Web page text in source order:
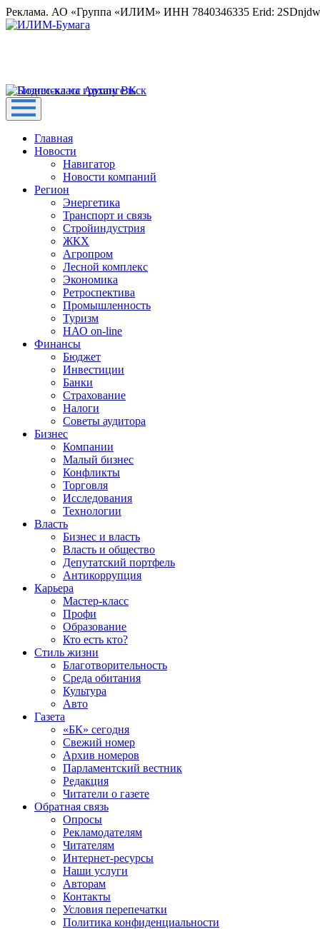
Реклама. АО «Группа «ИЛИМ» ИНН 7840346335 Erid:
Главная
Новости
Навигатор
Новости компаний
Регион
Энергетика
Транспорт и связь
Стройиндустрия
ЖКХ
Агропром
Лесной комплекс
Экономика
Ретроспектива
Промышленность
Туризм
НАО on-line
Финансы
Бюджет
Инвестиции
Банки
Страхование
Налоги
Советы аудитора
Бизнес
Компании
Малый бизнес
Конфликты
Торговля
Исследования
Технологии
Власть
Бизнес и власть
Власть и общество
Депутатский портфель
Антикоррупция
Карьера
Мастер-класс
Профи
Образование
Кто есть кто?
Стиль жизни
Благотворительность
Среда обитания
Культура
Авто
Газета
«БК» сегодня
Свежий номер
Архив номеров
Парламентский вестник
Редакция
Читатели о газете
Обратная связь
Опросы
Рекламодателям
Читателям
Интернет-ресурсы
Наши услуги
Авторам
Контакты
Условия перепечатки
Политика конфиденциальности